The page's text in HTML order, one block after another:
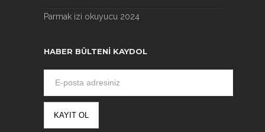
Parmak izi okuyucu 2024
HABER BÜLTENI KAYDOL